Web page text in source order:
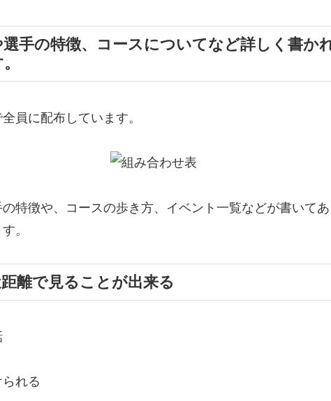
手の特徴、コースについてなど詳しく書か
員に配布しています。
特徴や、コースの歩き方、イベント一覧などが書いて
。
離で見ることが出来る
れる